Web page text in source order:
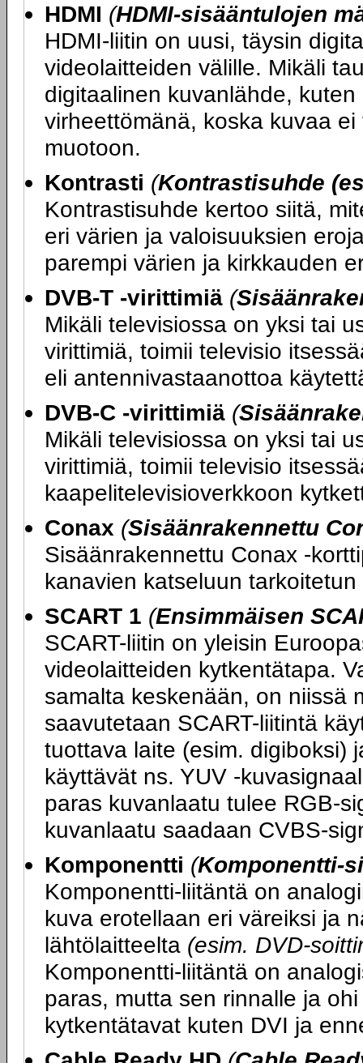
HDMI (HDMI-sisääntulojen
HDMI-liitin on uusi, täysin
videolaitteiden välille. Mikäli
digitaalinen kuvanlähde,
virheettömänä, koska kuvaa
muotoon.
Kontrasti (Kontrastisuhde
Kontrastisuhde kertoo siitä,
eri värien ja valoisuuksien
parempi värien ja kirkkauden
DVB-T -virittimiä (
Mikäli televisiossa on yksi tai
virittimiä, toimii televisio
eli antennivastaanottoa
DVB-C -virittimiä (
Mikäli televisiossa on yksi tai
virittimiä, toimii televisio
kaapelitelevisioverkkoon
Conax (Sisäänrakennettu
Sisäänrakennettu Conax -
kanavien katseluun
SCART 1 (Ensimmäisen
SCART-liitin on yleisin
videolaitteiden kytkentätapa.
samalta keskenään, on niissä
saavutetaan SCART-liitintä
tuottava laite (esim. digiboksi)
käyttävät ns. YUV -
paras kuvanlaatu tulee RGB-
kuvanlaatu saadaan CVBS-
Komponentti (Komponentti-
Komponentti-liitäntä on
kuva erotellaan eri väreiksi ja
lähtölaitteelta (esim. DVD-
Komponentti-liitäntä on
paras, mutta sen rinnalle ja
kytkentätavat kuten DVI ja